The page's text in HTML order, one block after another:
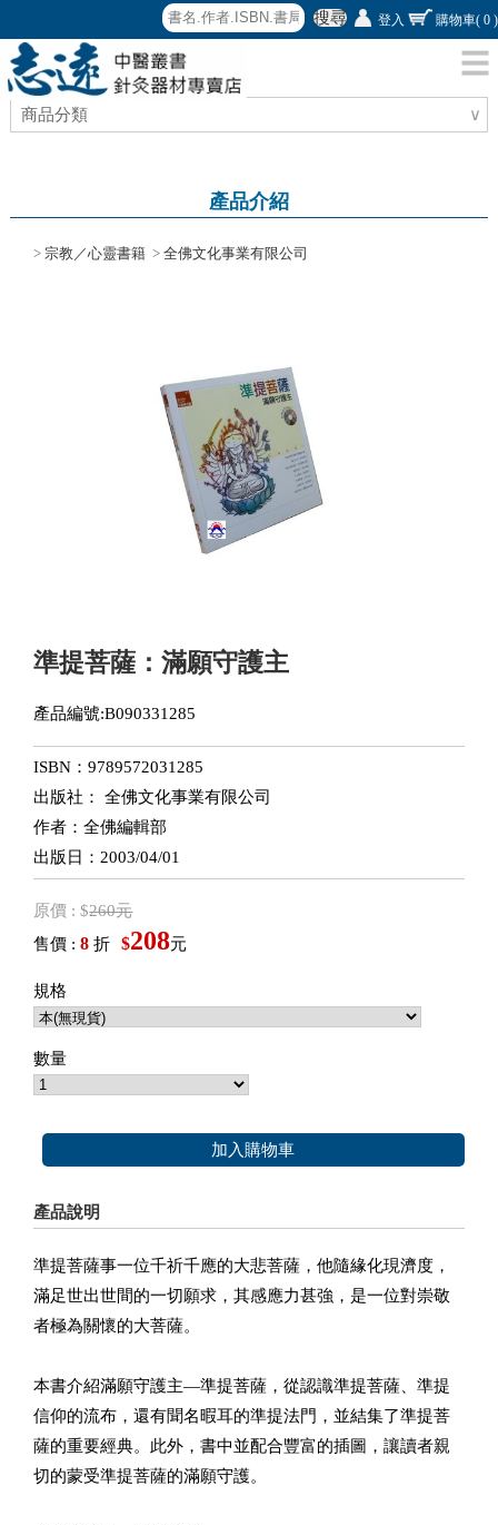
搜尋 登入 購物車( 0 )
商品分類 ∨
產品介紹
>宗教／心靈書籍 >全佛文化事業有限公司
準提菩薩：滿願守護主
產品編號:B090331285
ISBN：9789572031285
出版社： 全佛文化事業有限公司
作者：全佛編輯部
出版日：2003/04/01
原價 : $260元
售價 :8 折 $208元
規格
數量
加入購物車
產品說明
準提菩薩事一位千祈千應的大悲菩薩，他隨緣化現濟度，
滿足世出世間的一切願求，其感應力甚強，是一位對崇敬
者極為關懷的大菩薩。
本書介紹滿願守護主—準提菩薩，從認識準提菩薩、準提
信仰的流布，還有聞名暇耳的準提法門，並結集了準提菩
薩的重要經典。此外，書中並配合豐富的插圖，讓讀者親
切的蒙受準提菩薩的滿願守護。